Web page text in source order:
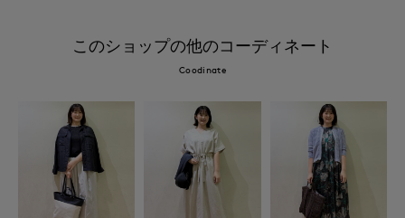
このショップの他のコーディネート
Coodinate